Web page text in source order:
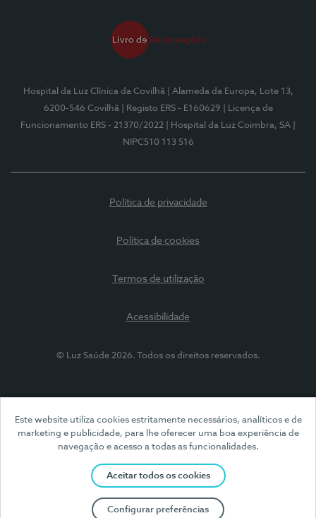
Este website utiliza cookies estritamente necessários, analíticos e de
marketing e publicidade, para lhe oferecer uma boa experiência de
navegação e acesso a todas as funcionalidades.
Aceitar todos os cookies
Configurar preferências
Hospital da Luz Clínica da Covilhã
| Alameda da Europa, Lote 13,
6200-546 Covilhã
| Registo ERS - E160629
| Licença de
Funcionamento ERS - 21370/2022
| Hospital da Luz Coimbra, SA
NIPC510 113 516
Política de privacidade
Política de cookies
Termos de utilização
Acessibilidade
© Luz Saúde 2026. Todos os direitos reservados.